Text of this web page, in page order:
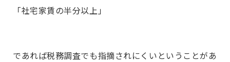
「社宅家賃の半分以上」
であれば税務調査でも指摘されにくいということがあ